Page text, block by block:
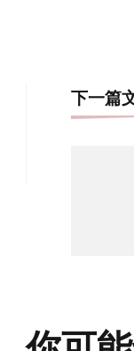
下一篇